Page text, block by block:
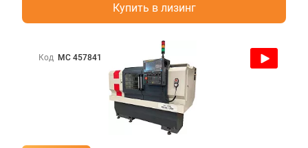
Купить в лизинг
Код МС 457841